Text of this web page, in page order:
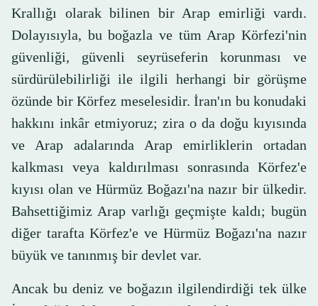
Krallığı olarak bilinen bir Arap emirliği vardı.
Dolayısıyla, bu boğazla ve tüm Arap Körfezi'nin
güvenliği, güvenli seyrüseferin korunması ve
sürdürülebilirliği ile ilgili herhangi bir görüşme
özünde bir Körfez meselesidir. İran'ın bu konudaki
hakkını inkâr etmiyoruz; zira o da doğu kıyısında
ve Arap adalarında Arap emirliklerin ortadan
kalkması veya kaldırılması sonrasında Körfez'e
kıyısı olan ve Hürmüz Boğazı'na nazır bir ülkedir.
Bahsettiğimiz Arap varlığı geçmişte kaldı; bugün
diğer tarafta Körfez'e ve Hürmüz Boğazı'na nazır
büyük ve tanınmış bir devlet var.
Ancak bu deniz ve boğazın ilgilendirdiği tek ülke